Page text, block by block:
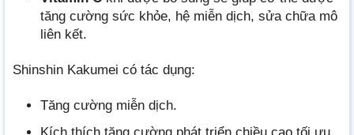
tăng cường sức khỏe, hệ miễn dịch, sửa chữa mô
liên kết.
Shinshin Kakumei có tác dụng:
Tăng cường miễn dịch.
Kích thích tăng cường phát triển chiều cao tối ưu.